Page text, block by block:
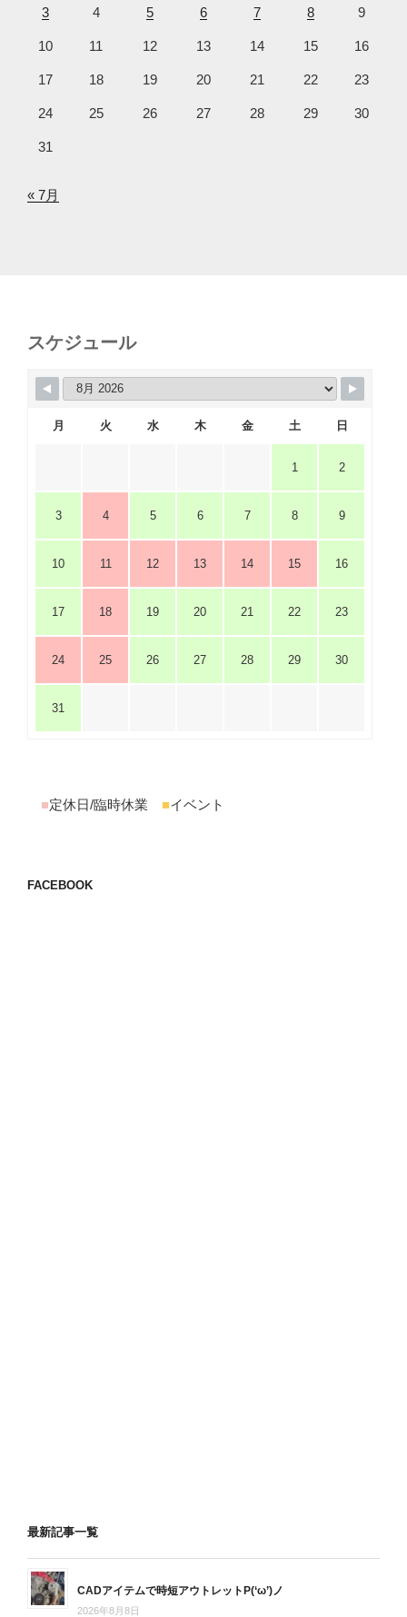
3 4 5 6 7 8 9
10 11 12 13 14 15 16
17 18 19 20 21 22 23
24 25 26 27 28 29 30
31
« 7月
スケジュール
月 火 水 木 金 土 日
1 2
3 4 5 6 7 8 9
10 11 12 13 14 15 16
17 18 19 20 21 22 23
24 25 26 27 28 29 30
31
■定休日/臨時休業 ■イベント
FACEBOOK
最新記事一覧
CADアイテムで時短アウトレットP(‘ω’)ノ
2026年8月8日